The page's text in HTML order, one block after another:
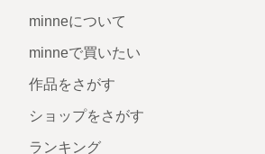
minneについて
minneで買いたい
作品をさがす
ショップをさがす
ランキング